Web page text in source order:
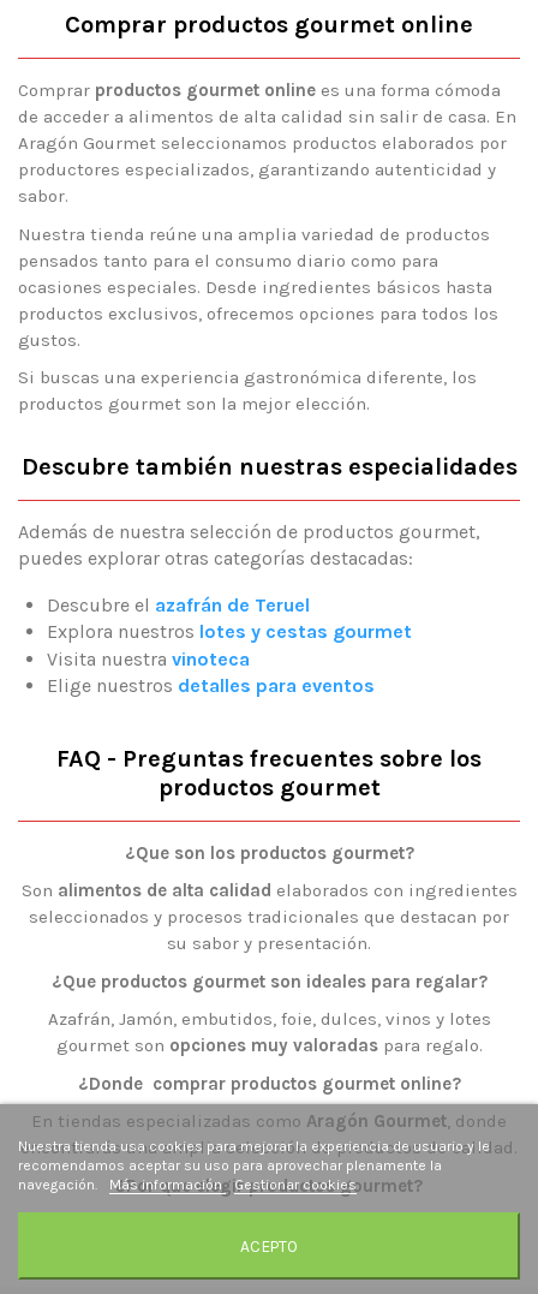
Comprar productos gourmet online
Comprar productos gourmet online es una forma cómoda
de acceder a alimentos de alta calidad sin salir de casa. En
Aragón Gourmet seleccionamos productos elaborados por
productores especializados, garantizando autenticidad y
sabor.
Nuestra tienda reúne una amplia variedad de productos
pensados tanto para el consumo diario como para
ocasiones especiales. Desde ingredientes básicos hasta
productos exclusivos, ofrecemos opciones para todos los
gustos.
Si buscas una experiencia gastronómica diferente, los
productos gourmet son la mejor elección.
Descubre también nuestras especialidades
Además de nuestra selección de productos gourmet,
puedes explorar otras categorías destacadas:
Descubre el azafrán de Teruel
Explora nuestros lotes y cestas gourmet
Visita nuestra vinoteca
Elige nuestros detalles para eventos
FAQ - Preguntas frecuentes sobre los
productos gourmet
¿Que son los productos gourmet?
Son alimentos de alta calidad elaborados con ingredientes
seleccionados y procesos tradicionales que destacan por
su sabor y presentación.
¿Que productos gourmet son ideales para regalar?
Azafrán, Jamón, embutidos, foie, dulces, vinos y lotes
gourmet son opciones muy valoradaspara regalo.
¿Donde comprar productos gourmet online?
En tiendas especializadas como Aragón Gourmet, donde
encontrarás una amplia selección de productos de calidad.
¿Por que elegir productos gourmet?
experiencia gastronómica
Nuestra tienda usa cookies para mejorar la experiencia de usuario y le
recomendamos aceptar su uso para aprovechar plenamente la
navegación.
Más información Gestionar cookies
ACEPTO